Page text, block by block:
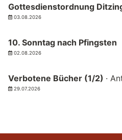
Gottesdienstordnung
03.08.2026
10. Sonntag nach Pfingsten
02.08.2026
Verbotene Bücher (1/2) ·
29.07.2026